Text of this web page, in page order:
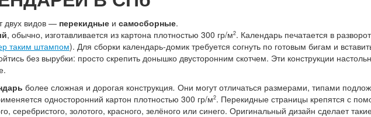
двух видов — перекидные и самосборные.
, обычно, изготавливается из картона плотностью 300 гр/м2. Календарь печатается в
таким штампом). Для сборки календарь-домик требуется согнуть по готовым бигам и
без вырубки: просто скрепить донышко двусторонним скотчем. Эти конструкции
более сложная и дорогая конструкция. Они могут отличаться размерами, типами
односторонний картон плотностью 300 гр/м2. Перекидные страницы крепятся с
серебристого, золотого, красного, зелёного или синего. Оригинальный дизайн сделает